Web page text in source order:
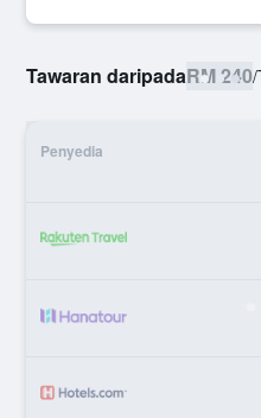
Tawaran daripadaRM 240/
Penyedia